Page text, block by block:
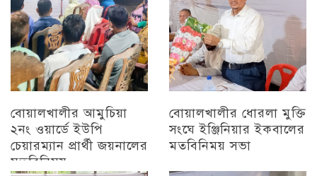
বোয়ালখালীর আমুচিয়া
২নং ওয়ার্ডে ইউপি
চেয়ারম্যান প্রার্থী জয়নালের
মতবিনিময়
বোয়ালখালীর ধোরলা মুক্তি
সংঘে ইঞ্জিনিয়ার ইকবালের
মতবিনিময় সভা
চট্টগ্রাম